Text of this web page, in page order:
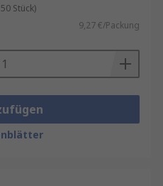
Stück)
9,27 €/Packung